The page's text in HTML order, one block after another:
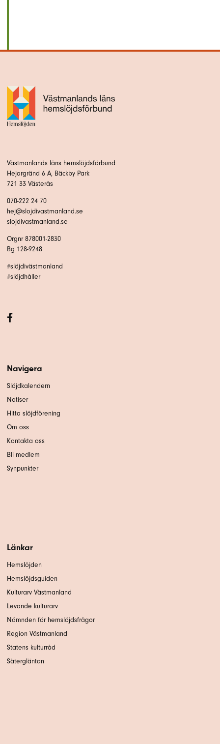
Västmanlands läns hemslöjdsförbund
Hejargränd 6 A, Bäckby Park
721 33 Västerås
070-222 24 70
hej@slojdivastmanland.se
slojdivastmanland.se
Orgnr 878001-2830
Bg 128-9248
#slöjdivästmanland
#slöjdhåller
Navigera
Slöjdkalendern
Notiser
Hitta slöjdförening
Om oss
Kontakta oss
Bli medlem
Synpunkter
Länkar
Hemslöjden
Hemslöjdsguiden
Kulturarv Västmanland
Levande kulturarv
Nämnden för hemslöjdsfrågor
Region Västmanland
Statens kulturråd
Sätergläntan